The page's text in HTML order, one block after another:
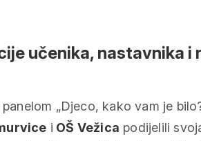
učenika, nastavnika i
„Djeco, kako vam je
i OŠ Vežica podijelili